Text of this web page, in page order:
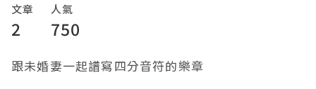
文章
2
人氣
750
跟未婚妻一起譜寫四分音符的樂章